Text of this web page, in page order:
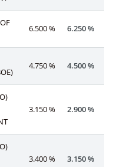
6.500 % 6.250 %
4.750 % 4.500 %
3.150 % 2.900 %
3.400 % 3.150 %